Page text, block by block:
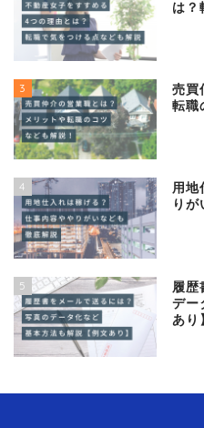
は？
3
売買
転職
4
用地
り
5
履歴
デー
あり